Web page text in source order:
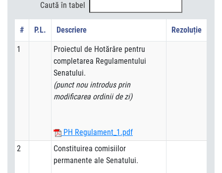
Caută în tabel
# P.L. Descriere Rezoluție
1
Proiectul de Hotărâre pentru
completarea Regulamentului
Senatului.
(punct nou introdus prin
modificarea ordinii de zi)
PH Regulament_1.pdf
2
Constituirea comisiilor
permanente ale Senatului.